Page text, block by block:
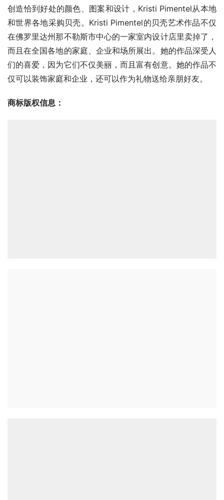
创造恰到好处的颜色、图案和设计，Kristi Pimentel从本地
和世界各地采购贝壳。Kristi Pimentel的贝壳艺术作品不仅
在佛罗里达州那不勒斯市中心的一家室内设计店里卖掉了，
而且在全国各地的家庭、企业和场所展出。她的作品深受人
们的喜爱，因为它们不仅美丽，而且富有创意。她的作品不
仅可以装饰家庭和企业，还可以作为礼物送给亲朋好友。
商标版权信息 ：